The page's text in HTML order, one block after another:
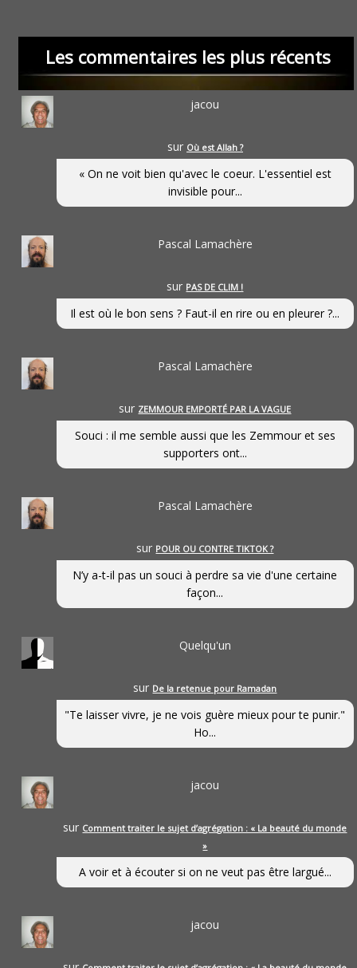
Les commentaires les plus récents
jacou
sur Où est Allah ?
« On ne voit bien qu'avec le coeur. L'essentiel est
invisible pour...
Pascal Lamachère
sur PAS DE CLIM !
Il est où le bon sens ? Faut-il en rire ou en pleurer ?...
Pascal Lamachère
sur ZEMMOUR EMPORTÉ PAR LA VAGUE
Souci : il me semble aussi que les Zemmour et ses
supporters ont...
Pascal Lamachère
sur POUR OU CONTRE TIKTOK ?
N’y a-t-il pas un souci à perdre sa vie d'une certaine
façon...
Quelqu'un
sur De la retenue pour Ramadan
"Te laisser vivre, je ne vois guère mieux pour te punir."
Ho...
jacou
sur Comment traiter le sujet d’agrégation : « La beauté du monde
»
A voir et à écouter si on ne veut pas être largué...
jacou